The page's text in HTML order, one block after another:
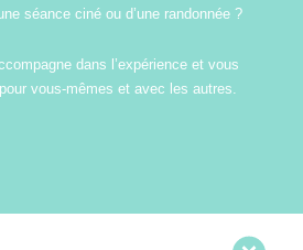
séance ciné ou d’une randonnée ?
dans l’expérience et vous
vous-mêmes et avec les autres.